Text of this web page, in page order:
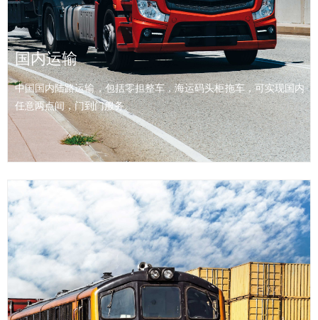
国内运输
中国国内陆路运输，包括零担整车，海运码头柜拖车，可实现国内
任意两点间，门到门服务。
TIR 是指基于联合国《国际公路运输公约》的国际公路运输系统，
它是一个全球性海关便利通关系统，通过该系统进行的跨境公路运
输可实现一次申报、一证到底、一车直达，在缔约国之间无需中途
开箱查验，能有效提高通关效率、降低运输成本。
查看详情 >>